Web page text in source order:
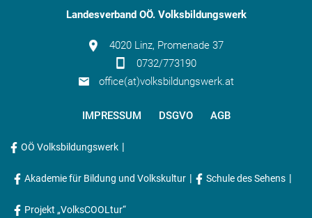
Landesverband OÖ. Volksbildungswerk
4020 Linz, Promenade 37
0732/773190
office(at)volksbildungswerk.at
IMPRESSUM DSGVO AGB
OÖ Volksbildungswerk |
Akademie für Bildung und Volkskultur | Schule des Sehens |
Projekt „VolksCOOLtur“